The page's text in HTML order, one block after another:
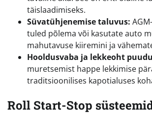
täislaadimiseks.
Süvatühjenemise taluvus:
tuled põlema või kasutate auto
mahutavuse kiiremini ja
Hooldusvaba ja lekkeoht
muretsemist happe lekkimise
traditsioonilises kapotialuses
Roll Start-Stop